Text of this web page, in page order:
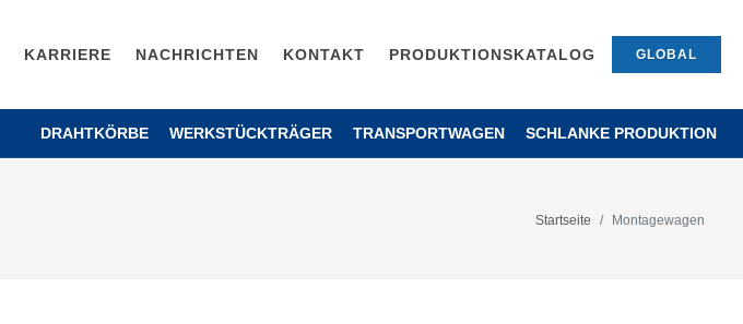
KARRIERE NACHRICHTEN KONTAKT PRODUKTIONSKATALOG GLOBAL
DRAHTKÖRBE WERKSTÜCKTRÄGER TRANSPORTWAGEN SCHLANKE PRODUKTION
Startseite Montagewagen